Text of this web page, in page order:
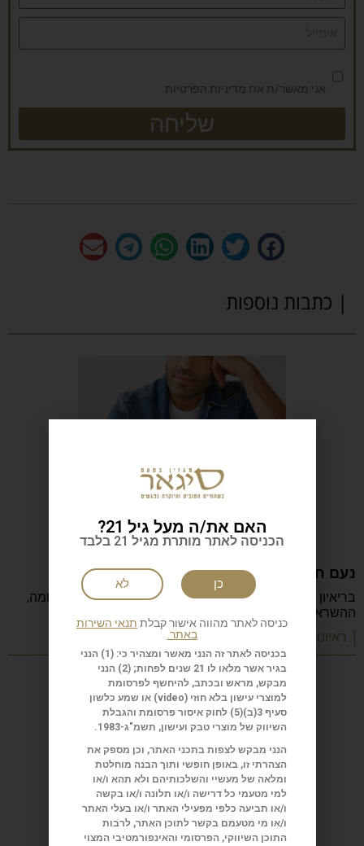
אני מאשר/ת את מדיניות הפרטיות
שליחה
| כתבות נוספות
נעם חורב: הכתיבה המשפחה והישראליות
בריאיון מיוחד מספר נעם חורב על הכתיבה, ההורות, המלחמה,
ההשראה, הקריירה והדרך שהפכה אותו לאחד
| ראיונות מעוררי השראה
האם את/ה מעל גיל 21?
הכניסה לאתר מותרת מגיל 21 בלבד
לא כן
כניסה לאתר מהווה אישור קבלת תנאי השירות
באתר.
בכניסה לאתר זה הנני מאשר ומצהיר כי: (1) הנני
בגיר אשר מלאו לו 21 שנים לפחות; (2) הנני
מבקש, מראש ובכתב, להיחשף לפרסומת
למוצרי עישון בלא חוזי (video) או שמע כלשון
סעיף 3(ב)(5) לחוק איסור פרסומת והגבלת
השיווק של מוצרי טבק ועישון, תשמ"ג-1983.
הנני מבקש לצפות בתכני האתר, וכן מספק את
הצהרתי זו, באופן חופשי ותוך הבנה מוחלטת
ומלאה של מעשיי והשלכותיהם ולא תהא ו/או
למי מטעמי כל דרישה ו/או תלונה ו/או בקשה
ו/או תביעה כלפי מפעילי האתר ו/או בעלי האתר
ו/או מי מטעמם בקשר לתוכן האתר, לרבות
התוכן השיווקי, הפרסומי והאינפורמטיבי המצוי